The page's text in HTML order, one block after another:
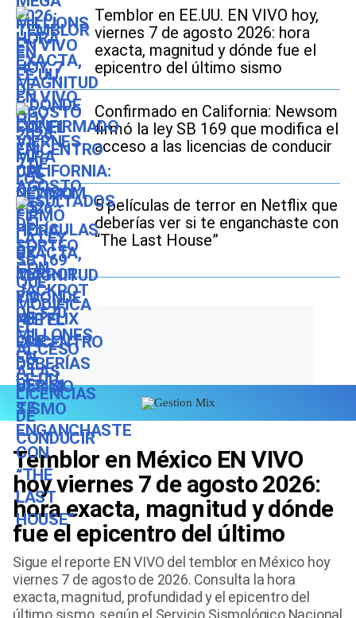
Temblor en EE.UU. EN VIVO hoy,
viernes 7 de agosto 2026: hora
exacta, magnitud y dónde fue el
epicentro del último sismo
Confirmado en California: Newsom
firmó la ley SB 169 que modifica el
acceso a las licencias de conducir
5 películas de terror en Netflix que
deberías ver si te enganchaste con
“The Last House”